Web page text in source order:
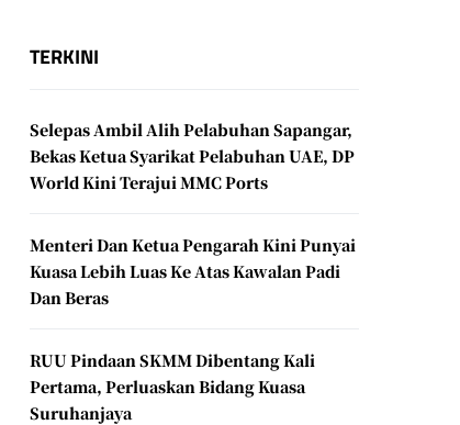
TERKINI
Selepas Ambil Alih Pelabuhan Sapangar,
Bekas Ketua Syarikat Pelabuhan UAE, DP
World Kini Terajui MMC Ports
Menteri Dan Ketua Pengarah Kini Punyai
Kuasa Lebih Luas Ke Atas Kawalan Padi
Dan Beras
RUU Pindaan SKMM Dibentang Kali
Pertama, Perluaskan Bidang Kuasa
Suruhanjaya